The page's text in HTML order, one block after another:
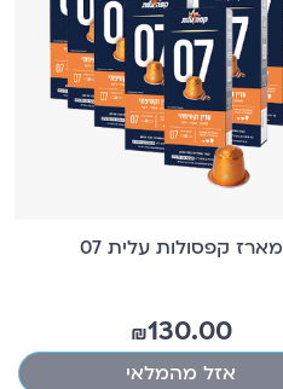
מארז קפסולות עלית 07
130.00
₪
אזל מהמלאי